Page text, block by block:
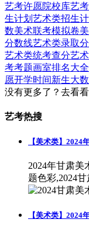
艺考许愿院校库艺
生计划 艺术类招生计
数美术联考模拟卷
分数线艺术类录取
艺术类统考查分艺
考考题画室排名大全
愿开学时间新生大
没有更多了？去看
艺考热搜
【美术类】2024
2024年甘肃美
题色彩,2024甘
【美术类】2024